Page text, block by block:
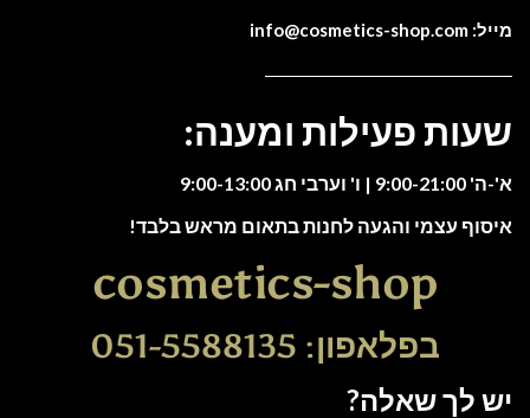
מייל: info@cosmetics-shop.com
שעות פעילות ומענה:
א'-ה' 9:00-21:00 | ו' וערבי חג 9:00-13:00
איסוף עצמי והגעה לחנות בתאום מראש בלבד!
cosmetics-shop
בפלאפון: 051-5588135
יש לך שאלה?